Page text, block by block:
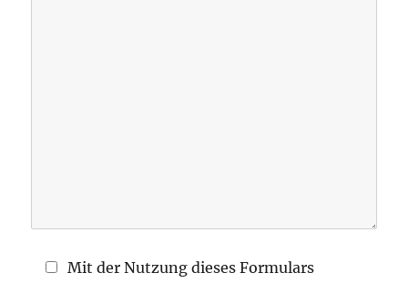
l
Mit der Nutzung dieses Formulars